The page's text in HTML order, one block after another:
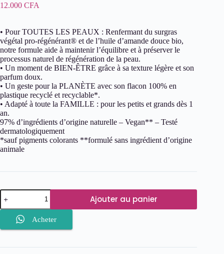
12.000 CFA
• Pour TOUTES LES PEAUX : Renfermant du surgras
végétal pro-régénérant® et de l’huile d’amande douce bio,
notre formule aide à maintenir l’équilibre et à préserver le
processus naturel de régénération de la peau.
• Un moment de BIEN-ÊTRE grâce à sa texture légère et son
parfum doux.
• Un geste pour la PLANÈTE avec son flacon 100% en
plastique recyclé et recyclable*.
• Adapté à toute la FAMILLE : pour les petits et grands dès 1
an.
97% d’ingrédients d’origine naturelle – Vegan** – Testé
dermatologiquement
*sauf pigments colorants **formulé sans ingrédient d’origine
animale
quantité
de
Cavailles
Onctueux
Ajouter au panier
Acheter